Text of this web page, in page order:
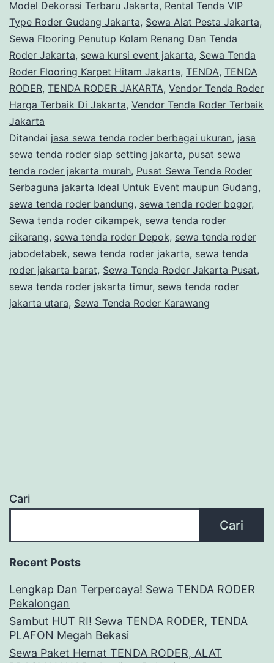
Model Dekorasi Terbaru Jakarta, Rental Tenda VIP
Type Roder Gudang Jakarta, Sewa Alat Pesta Jakarta,
Sewa Flooring Penutup Kolam Renang Dan Tenda
Roder Jakarta, sewa kursi event jakarta, Sewa Tenda
Roder Flooring Karpet Hitam Jakarta, TENDA, TENDA
RODER, TENDA RODER JAKARTA, Vendor Tenda Roder
Harga Terbaik Di Jakarta, Vendor Tenda Roder Terbaik
Jakarta
Ditandai jasa sewa tenda roder berbagai ukuran, jasa
sewa tenda roder siap setting jakarta, pusat sewa
tenda roder jakarta murah, Pusat Sewa Tenda Roder
Serbaguna jakarta Ideal Untuk Event maupun Gudang,
sewa tenda roder bandung, sewa tenda roder bogor,
Sewa tenda roder cikampek, sewa tenda roder
cikarang, sewa tenda roder Depok, sewa tenda roder
jabodetabek, sewa tenda roder jakarta, sewa tenda
roder jakarta barat, Sewa Tenda Roder Jakarta Pusat,
sewa tenda roder jakarta timur, sewa tenda roder
jakarta utara, Sewa Tenda Roder Karawang
Cari
Cari
Recent Posts
Lengkap Dan Terpercaya! Sewa TENDA RODER
Pekalongan
Sambut HUT RI! Sewa TENDA RODER, TENDA
PLAFON Megah Bekasi
Sewa Paket Hemat TENDA RODER, ALAT